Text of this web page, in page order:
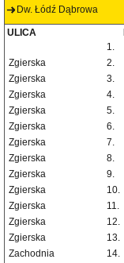
Dw. Łódź Dąbrowa
ULICA
1.
Zgierska
2.
Zgierska
3.
Zgierska
4.
Zgierska
5.
Zgierska
6.
Zgierska
7.
Zgierska
8.
Zgierska
9.
Zgierska
10.
Zgierska
11.
Zgierska
12.
Zgierska
13.
Zachodnia
14.